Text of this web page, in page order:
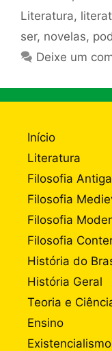
Literatura,
ser, novelas,
Deixe um
Início
Literatura
Filosofia Antiga
Filosofia
Filosofia
Filosofia
História do
História Geral
Teoria e
Ensino